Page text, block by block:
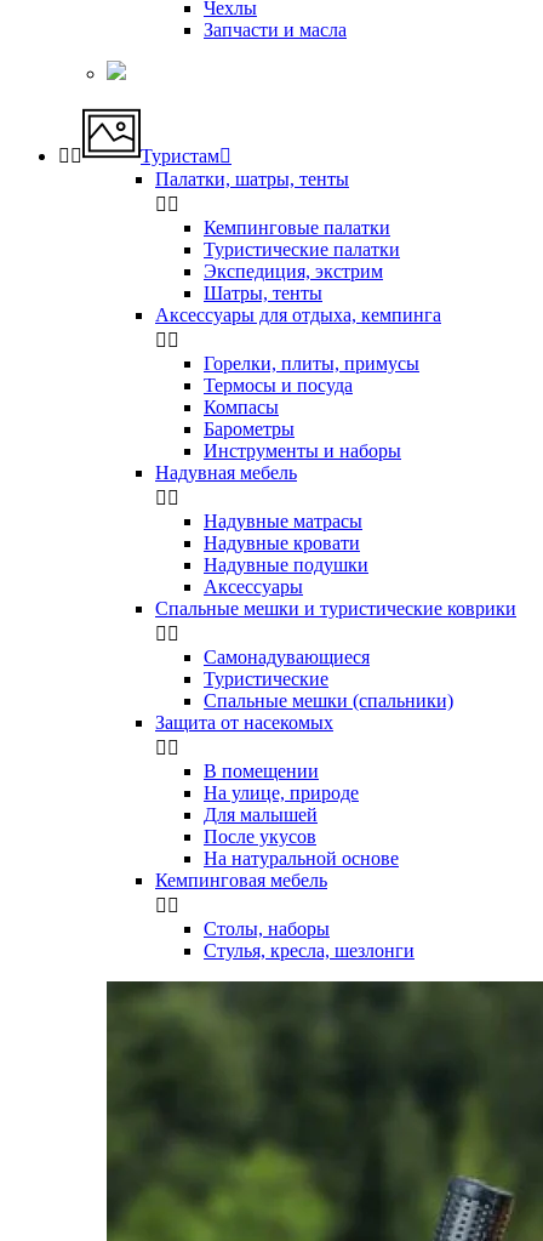
Чехлы
Запчасти и масла
  Туристам
Палатки, шатры, тенты
 
Кемпинговые палатки
Туристические палатки
Экспедиция, экстрим
Шатры, тенты
Аксессуары для отдыха, кемпинга
 
Горелки, плиты, примусы
Термосы и посуда
Компасы
Бapoмeтpы
Инструменты и наборы
Надувная мебель
 
Надувные матрасы
Надувные кровати
Надувные подушки
Аксессуары
Спальные мешки и туристические коврики
 
Самонадувающиеся
Туристические
Спальные мешки (спальники)
Защита от насекомых
 
В помещении
На улице, природе
Для малышей
После укусов
На натуральной основе
Кемпинговая мебель
 
Столы, наборы
Стулья, кресла, шезлонги